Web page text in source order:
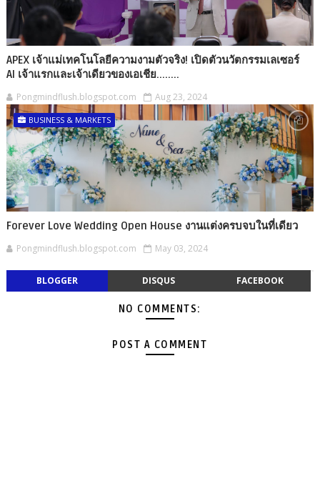
APEX เจ้าแม่เทคโนโลยีความงามตัวจริง! เปิดตัวนวัตกรรมเลเซอร์
AI เจ้าแรกและเจ้าเดียวของเอเชีย........
Pongmindflush.blogspot.com Aug 23, 2024
BUSINESS & MARKETS
Forever Love Wedding Open House งานแต่งครบจบในที่เดียว
Pongmindflush.blogspot.com May 03, 2024
BLOGGER DISQUS FACEBOOK
NO COMMENTS:
POST A COMMENT